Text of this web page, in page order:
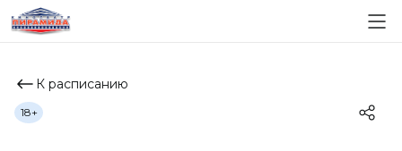
К расписанию
18+